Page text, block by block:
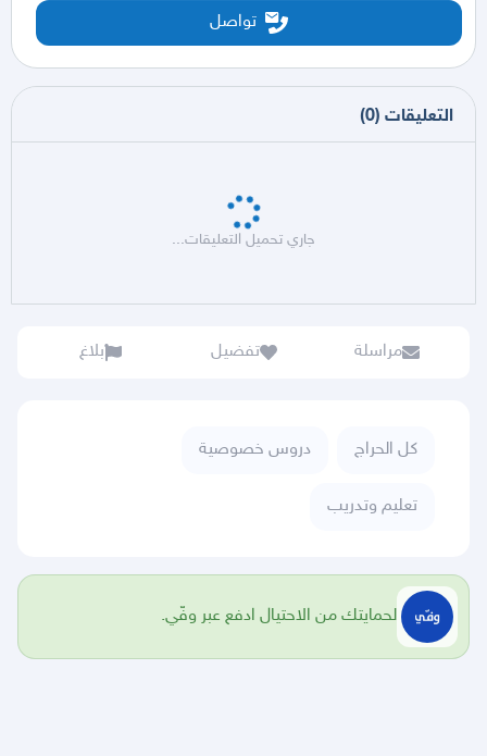
تواصل
التعليقات (
0
)
جاري تحميل التعليقات...
مراسلة تفضيل بلاغ
كل الحراج دروس خصوصية
تعليم وتدريب
لحمايتك من الاحتيال ادفع عبر وفّي.